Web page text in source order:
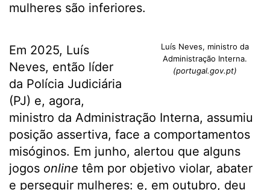
mulheres são inferiores.
Luís Neves, ministro da
Administração Interna.
(portugal.gov.pt)
Em 2025, Luís
Neves, então líder
da Polícia Judiciária
(PJ) e, agora,
ministro da Administração Interna, assumiu
posição assertiva, face a comportamentos
misóginos. Em junho, alertou que alguns
jogos online têm por objetivo violar, abater
e perseguir mulheres: e, em outubro, deu